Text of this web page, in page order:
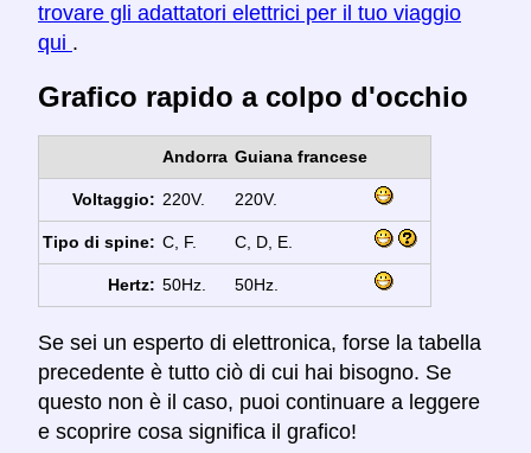
trovare gli adattatori elettrici per il tuo viaggio
qui .
Grafico rapido a colpo d'occhio
Andorra Guiana francese
Voltaggio: 220V. 220V.
Tipo di spine: C, F. C, D, E.
Hertz: 50Hz. 50Hz.
Se sei un esperto di elettronica, forse la tabella
precedente è tutto ciò di cui hai bisogno. Se
questo non è il caso, puoi continuare a leggere
e scoprire cosa significa il grafico!